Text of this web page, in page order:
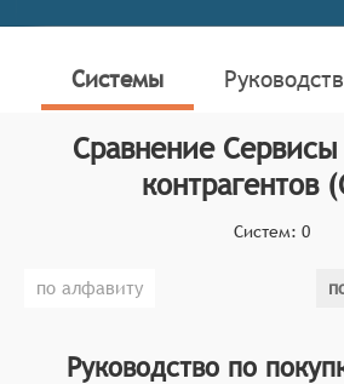
партнёров, обеспечивающий
минимизации бизнес-рисков,
сроки проверить надёжность
потенциальные угрозы на
взаимодействия.
определяет конкретные
на рынке сервисов проверки
возможности:
Системы
Сравнение Сервисы
контрагентов
Систем: 0
по алфавиту
Руководство по